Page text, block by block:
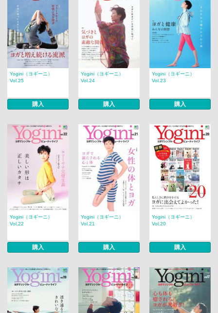
Yogini（ヨギーニ）
Vol.25
購入
Yogini（ヨギーニ）
Vol.24
購入
Yogini（ヨギーニ）
Vol.23
購入
Yogini（ヨギーニ）
Vol.22
購入
Yogini（ヨギーニ）
Vol.21
購入
Yogini（ヨギーニ）
Vol.20
購入